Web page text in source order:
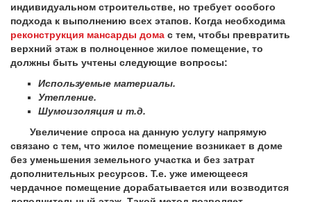
индивидуальном строительстве, но требует особого
подхода к выполнению всех этапов. Когда необходима
реконструкция мансарды дома с тем, чтобы превратить
верхний этаж в полноценное жилое помещение, то
должны быть учтены следующие вопросы:
Используемые материалы.
Утепление.
Шумоизоляция и т.д.
Увеличение спроса на данную услугу напрямую
связано с тем, что жилое помещение возникает в доме
без уменьшения земельного участка и без затрат
дополнительных ресурсов. Т.е. уже имеющееся
чердачное помещение дорабатывается или возводится